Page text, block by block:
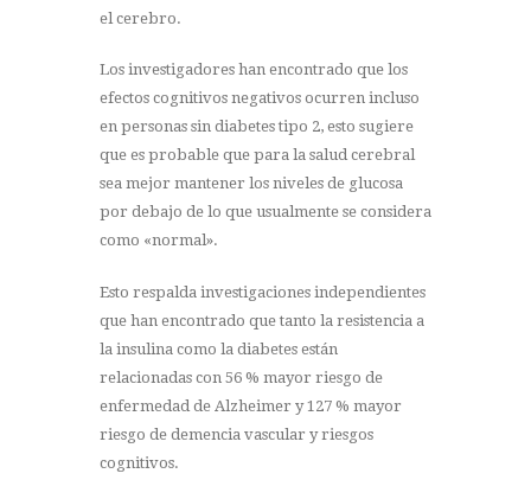
el cerebro.
Los investigadores han encontrado que los
efectos cognitivos negativos ocurren incluso
en personas sin diabetes tipo 2, esto sugiere
que es probable que para la salud cerebral
sea mejor mantener los niveles de glucosa
por debajo de lo que usualmente se considera
como «normal».
Esto respalda investigaciones independientes
que han encontrado que tanto la resistencia a
la insulina como la diabetes están
relacionadas con 56 % mayor riesgo de
enfermedad de Alzheimer y 127 % mayor
riesgo de demencia vascular y riesgos
cognitivos.